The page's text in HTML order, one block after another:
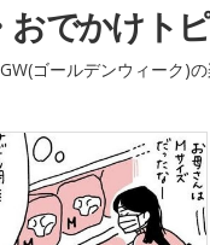
でかけト
ゴールデンウィーク)